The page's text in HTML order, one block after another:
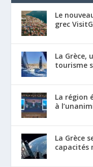
Le
grec
La Grèce,
tourisme
La région
à
La Grèce
capacités